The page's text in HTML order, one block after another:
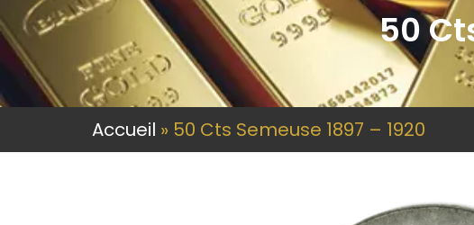
50
Accueil » 50 Cts Semeuse 1897 – 1920